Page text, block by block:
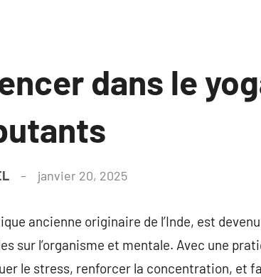
dans le
janvier 20, 2025
ancienne originaire de l’Inde, est
sur l’organisme et mentale. Avec une
le stress, renforcer la concentration, et